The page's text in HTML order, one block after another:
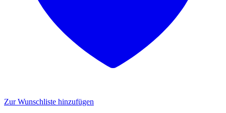
Zur Wunschliste hinzufügen